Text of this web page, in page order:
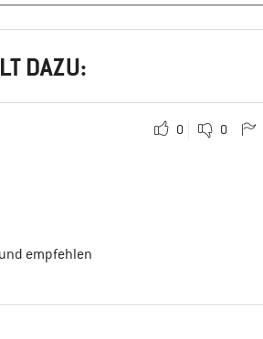
DAZU:
0 0
empfehlen